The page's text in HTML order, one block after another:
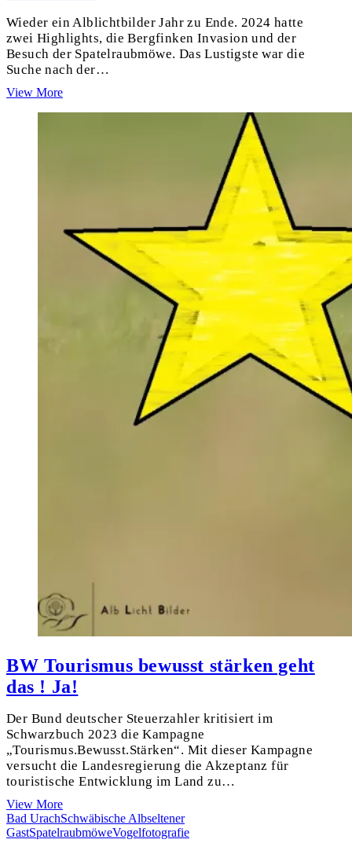
Wieder ein Alblichtbilder Jahr zu Ende. 2024 hatte
zwei Highlights, die Bergfinken Invasion und der
Besuch der Spatelraubmöwe. Das Lustigste war die
Suche nach der…
View More2024
BW Tourismus bewusst stärken geht
das ! Ja!
Der Bund deutscher Steuerzahler kritisiert im
Schwarzbuch 2023 die Kampagne
„Tourismus.Bewusst.Stärken“. Mit dieser Kampagne
versucht die Landesregierung die Akzeptanz für
touristische Entwicklung im Land zu…
View MoreBW
Tourismus
bewusst
Bad UrachSchwäbische Albseltener
GastSpatelraubmöweVogelfotografie